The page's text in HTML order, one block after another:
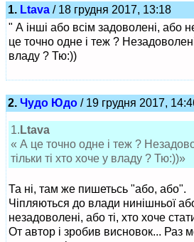
1. Ltava / 18 грудня 2017, 13:18
" А інші або всім задоволені, або
це точно одне і теж ? Незадоволені
владу ? Тю:))
2. Чудо Юдо / 19 грудня 2017,
1. Ltava
« А це точно одне і теж ?
тільки ті хто хоче у владу ? Тю:))»
Та ні, там же пишетьсь "або, або".
Чіпляються до влади нинішньої
незадоволені, або ті, хто хоче
От автор і зробив висновок... Раз